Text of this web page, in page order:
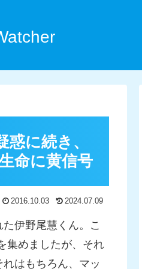
に続き、
命に黄信号
2016.10.03 2024.07.09
伊野尾慧くん。こ
集めましたが、それ
はもちろん、マッ